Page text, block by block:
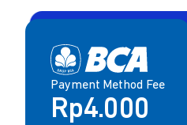
Payment Method Fee
Rp4.000
Payment Method Fee
2,80% +